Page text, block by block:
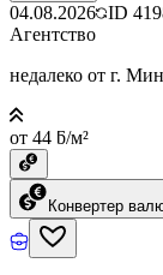
04.08.2026 ID
Агентство
недалеко от г.
от 44 ƃ/м²
Конвертер